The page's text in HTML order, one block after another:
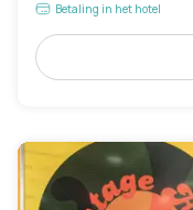
Betaling in het hotel